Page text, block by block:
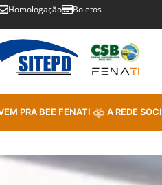
Homologação Boletos
PRA BEE FENATI A REDE